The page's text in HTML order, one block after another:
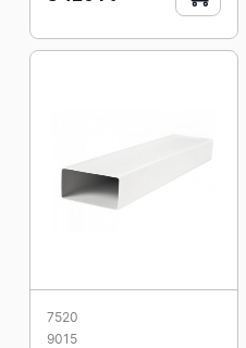
7520
9015